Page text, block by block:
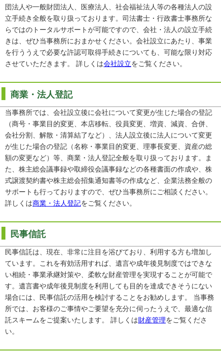
団法人や一般財団法人、医療法人、社会福祉法人等の各種法人の設
立手続き全般を取り扱っております。司法書士・行政書士事務所な
らではのトータルサポートが可能ですので、会社・法人の設立手続
きは、ぜひ当事務所におまかせください。会社設立にあたり、事業
を行ううえで必要な許認可取得手続きについても、可能な限り対応
させていただきます。 詳しくは会社設立をご覧ください。
商業・法人登記
当事務所では、会社設立後に会社について変更が生じた場合の登記
（商号・事業目的変更、本店移転、役員変更、増資、減資、合併、
会社分割、解散・清算結了など）、法人設立後に法人について変更
が生じた場合の登記（名称・事業目的変更、理事長変更、資産の総
額の変更など）等、商業・法人登記全般を取り扱っております。ま
た、株主総会議事録や取締役会議事録などの各種書面の作成や、株
式譲渡契約書や株主総会招集通知書等の作成など、企業法務全般の
サポートも行っておりますので、ぜひ当事務所にご相談ください。
詳しくは商業・法人登記をご覧ください。
民事信託
民事信託は、現在、非常に注目を浴びており、利用する方も増加し
ています。これを有効活用すれば、遺言や成年後見制度ではできな
い相続・事業承継対策や、柔軟な財産管理を実現することが可能で
す。遺言書や成年後見制度を利用しても目的を達成できそうにない
場合には、民事信託の活用を検討することをお勧めします。 当事務
所では、お客様のご事情やご要望を充分に伺ったうえで、最適な信
託スキームをご提案いたします。 詳しくは財産管理をご覧くださ
い。